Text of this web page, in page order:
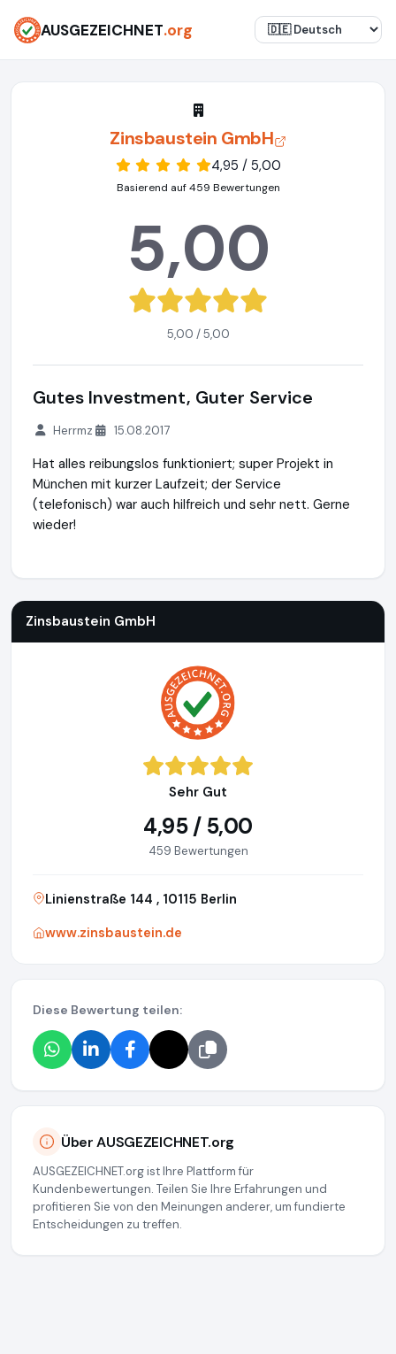
AUSGEZEICHNET.org
Zinsbaustein GmbH
4,95 / 5,00
Basierend auf 459 Bewertungen
5,00
5,00 / 5,00
Gutes Investment, Guter Service
Herrmz 15.08.2017
Hat alles reibungslos funktioniert; super Projekt in
München mit kurzer Laufzeit; der Service
(telefonisch) war auch hilfreich und sehr nett. Gerne
wieder!
Zinsbaustein GmbH
Sehr Gut
4,95 / 5,00
459 Bewertungen
Linienstraße 144 , 10115 Berlin
www.zinsbaustein.de
Diese Bewertung teilen:
Über AUSGEZEICHNET.org
AUSGEZEICHNET.org ist Ihre Plattform für
Kundenbewertungen. Teilen Sie Ihre Erfahrungen und
profitieren Sie von den Meinungen anderer, um fundierte
Entscheidungen zu treffen.